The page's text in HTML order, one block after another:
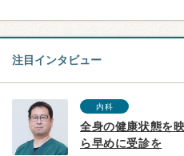
注目インタビュー
内科
全身の健康状態を
ら早めに受診を